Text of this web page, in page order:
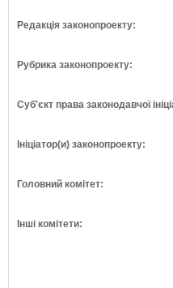
Редакція законопроекту:
Рубрика законопроекту:
Суб'єкт права законодавчої
Ініціатор(и) законопроекту:
Головний комітет:
Інші комітети: